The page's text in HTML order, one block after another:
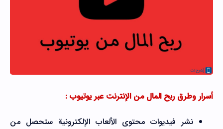
أسرار وطرق ربح المال من الإنترنت عبر يوتيوب :
نشر فيديوات محتوى الألعاب الإلكترونية ستحصل من